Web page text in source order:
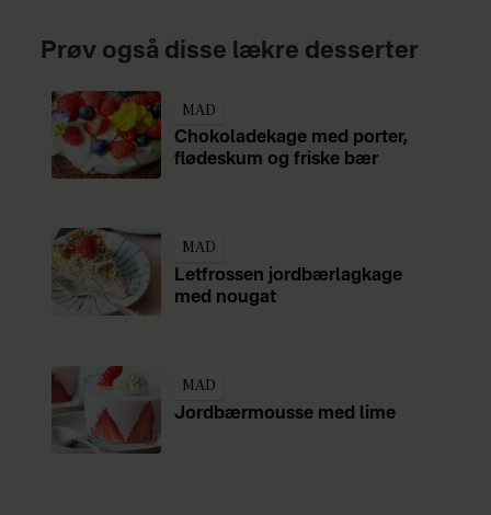
Prøv også disse lækre desserter
MAD
Chokoladekage med porter,
flødeskum og friske bær
MAD
Letfrossen jordbærlagkage
med nougat
MAD
Jordbærmousse med lime